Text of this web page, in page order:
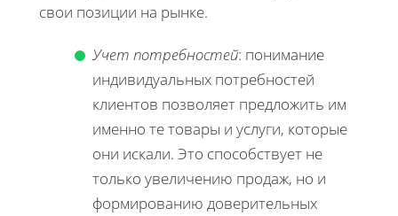
свои позиции на рынке.
Учет потребностей: понимание
индивидуальных потребностей
клиентов позволяет предложить им
именно те товары и услуги, которые
они искали. Это способствует не
только увеличению продаж, но и
формированию доверительных